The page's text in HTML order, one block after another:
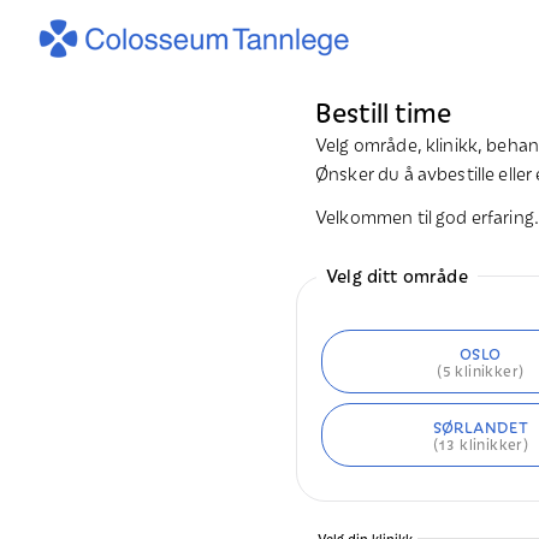
Bestill time
Velg område, klinikk,
Ønsker du å avbestille
Velkommen til god erfaring.
Velg ditt område
OSLO
(5 klinikker)
SØRLANDET
(13 klinikker)